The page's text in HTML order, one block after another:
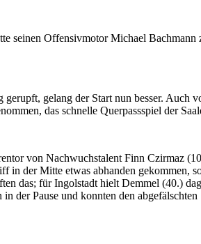
Offensivmotor Michael
gelang der Start nun besser.
das schnelle Querpassspiel der
von Nachwuchstalent Finn Czirmaz
in der Mitte etwas abhanden
das; für Ingolstadt hielt Demmel (40.)
der Pause und konnten den